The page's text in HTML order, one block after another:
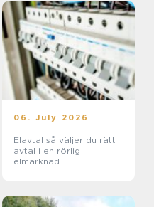
06. July 2026
Elavtal så väljer du rätt
avtal i en rörlig
elmarknad